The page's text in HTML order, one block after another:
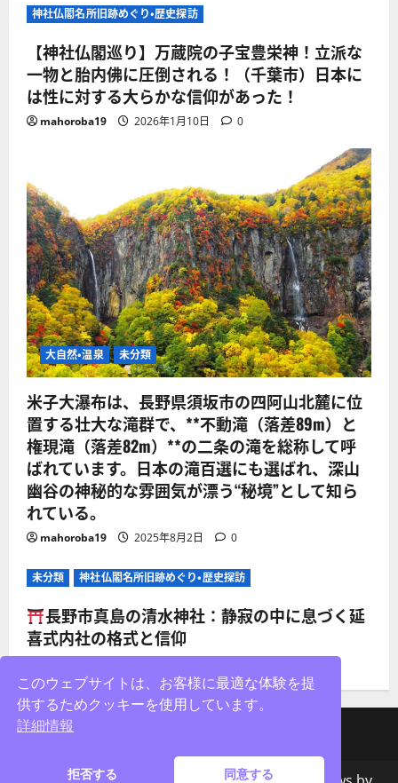
神社仏閣名所旧跡めぐり・歴史探訪
【神社仏閣巡り】万蔵院の子宝豊栄神！立派な
一物と胎内佛に圧倒される！（千葉市）日本に
は性に対する大らかな信仰があった！
mahoroba19 2026年1月10日 0
大自然・温泉 未分類
米子大瀑布は、長野県須坂市の四阿山北麓に位
置する壮大な滝群で、**不動滝（落差89m）と
権現滝（落差82m）**の二条の滝を総称して呼
ばれています。日本の滝百選にも選ばれ、深山
幽谷の神秘的な雰囲気が漂う“秘境”として知ら
れている。
mahoroba19 2025年8月2日 0
未分類 神社仏閣名所旧跡めぐり・歴史探訪
長野市真島の清水神社：静寂の中に息づく延
喜式内社の格式と信仰
このウェブサイトは、お客様に最適な体験を提
供するためクッキーを使用しています。
詳細情報
拒否する 同意する